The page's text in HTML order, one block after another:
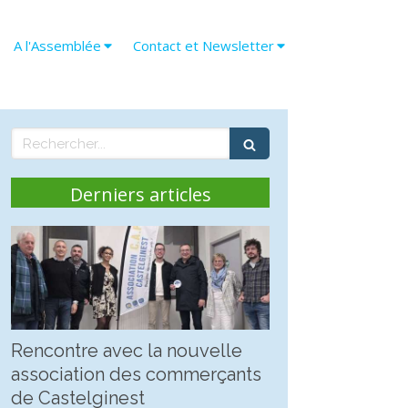
A l'Assemblée Contact et Newsletter
Rechercher
Derniers articles
Rencontre avec la nouvelle
association des commerçants
de Castelginest